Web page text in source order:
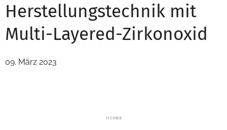
Herstellungstechnik mit
Multi-Layered-Zirkonoxid
09. März 2023